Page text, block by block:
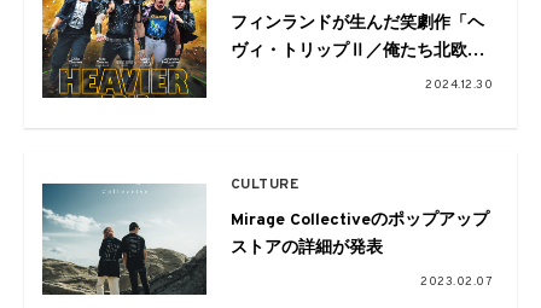
フィンランドが生んだ笑劇作「ヘ
ヴィ・トリップⅡ／俺たち北欧メ
タル危機一発！」が好評公開中
2024.12.30
CULTURE
Mirage Collectiveのポップアップ
ストアの詳細が発表
2023.02.07